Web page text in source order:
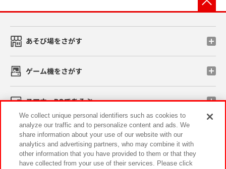
あそび場をさがす
ゲーム機をさがす
スマホ・PCであそぶ
イベント・キャンペーン
We collect unique personal identifiers such as cookies to
analyze our traffic and to personalize content and ads. We
share information about your use of our website with our
analytics and advertising partners, who may combine it with
other information that you have provided to them or that they
have collected from your use of their services. Please click